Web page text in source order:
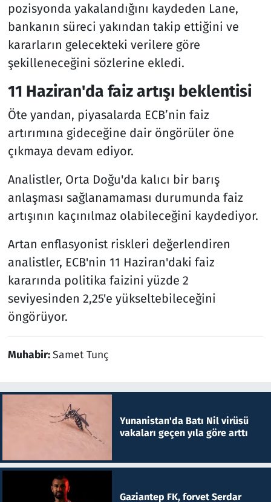
pozisyonda yakalandığını kaydeden Lane,
bankanın süreci yakından takip ettiğini ve
kararların gelecekteki verilere göre
şekilleneceğini sözlerine ekledi.
11 Haziran'da faiz artışı beklentisi
Öte yandan, piyasalarda ECB’nin faiz
artırımına gideceğine dair öngörüler öne
çıkmaya devam ediyor.
Analistler, Orta Doğu'da kalıcı bir barış
anlaşması sağlanamaması durumunda faiz
artışının kaçınılmaz olabileceğini kaydediyor.
Artan enflasyonist riskleri değerlendiren
analistler, ECB'nin 11 Haziran'daki faiz
kararında politika faizini yüzde 2
seviyesinden 2,25'e yükseltebileceğini
öngörüyor.
Muhabir:Samet Tunç
Yunanistan'da Batı Nil virüsü
vakaları geçen yıla göre arttı
Gaziantep FK, forvet Serdar